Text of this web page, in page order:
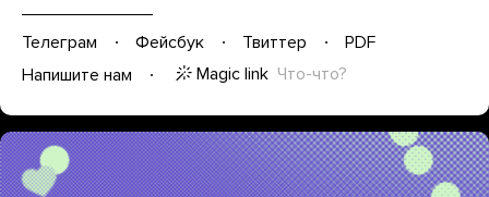
Телеграм Фейсбук Твиттер
PDF
Напишите нам
Magic link Что-что?